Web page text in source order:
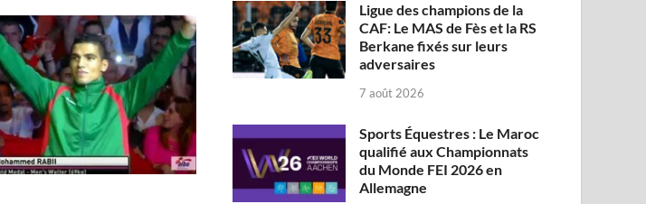
Ligue des champions de la
CAF: Le MAS de Fès et la RS
Berkane fixés sur leurs
adversaires
7 août 2026
Sports Équestres : Le Maroc
qualifié aux Championnats
du Monde FEI 2026 en
Allemagne